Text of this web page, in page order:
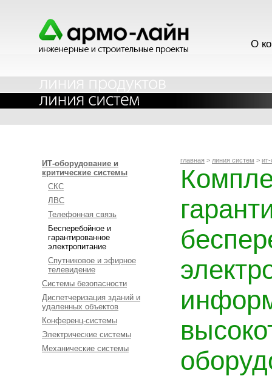
О
ИТ-оборудование и
критические системы
СКС
ЛВС
Телефонная связь
Бесперебойное и
гарантированное
электропитание
Спутниковое и эфирное
телевидение
Системы безопасности
Диспетчеризация зданий и
удаленных объектов
Конференц-системы
Электрические системы
Механические системы
главная > линия систем >